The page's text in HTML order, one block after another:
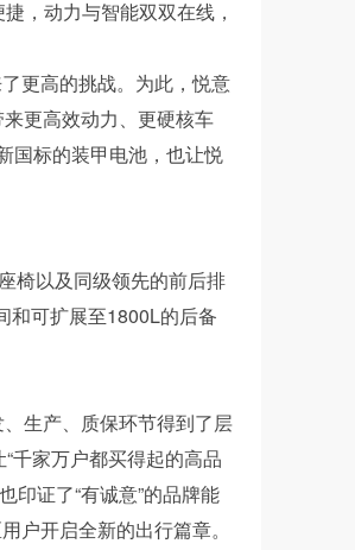
，动力与智能双双在线，
更高的挑战。为此，悦意
更高效动力、更硬核车
国标的装甲电池，也让悦
椅以及同级领先的前后排
和可扩展至1800L的后备
生产、质保环节得到了层
千家万户都买得起的高品
印证了“有诚意”的品牌能
户开启全新的出行篇章。